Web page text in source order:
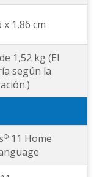
x 1,86 cm
1,52 kg (El
según la
®11 Home